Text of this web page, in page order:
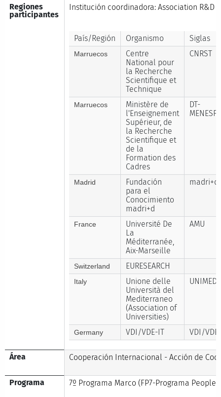
Regiones
participantes
Institución coordinadora: Association R&D
País/Región Organismo Siglas
Marruecos
Centre
National pour
la Recherche
Scientifique et
Technique
CNRST
Marruecos
Ministère de
l'Enseignement
Supérieur, de
la Recherche
Scientifique et
de la
Formation des
Cadres
DT-
Madrid
Fundación
para el
Conocimiento
madri+d
madri+d
France
Université De
La
Méditerranée,
Aix-Marseille
AMU
Switzerland EURESEARCH
Italy
Unione delle
Università del
Mediterraneo
(Association of
Universities)
UNIMED
Germany VDI/VDE-IT VDI/VDE
Área Cooperación Internacional - Acción de
Programa 7º Programa Marco (FP7-Programa People)